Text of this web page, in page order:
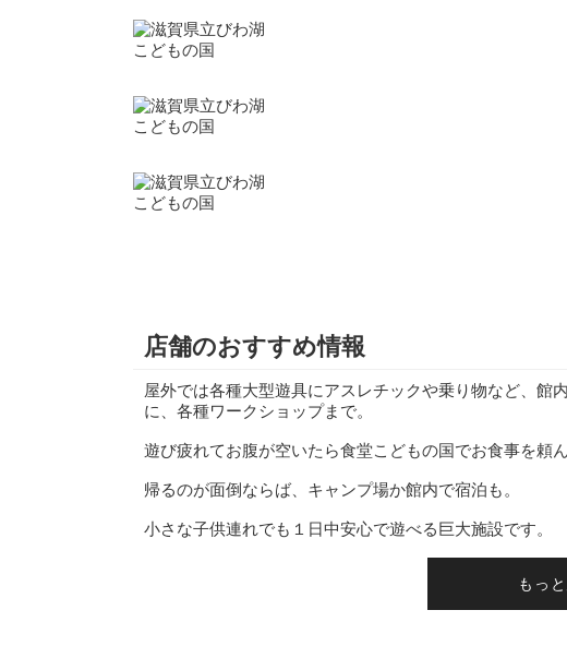
店舗のおすすめ情報
屋外では各種大型遊具にアスレチックや乗り物など、館
に、各種ワークショップまで。
遊び疲れてお腹が空いたら食堂こどもの国でお食事を頼
帰るのが面倒ならば、キャンプ場か館内で宿泊も。
小さな子供連れでも１日中安心で遊べる巨大施設です。